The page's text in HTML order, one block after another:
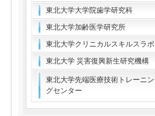
東北大学大学院歯学研究科
東北大学加齢医学研究所
東北大学クリニカルスキルスラボ
東北大学 災害復興新生研究機構
東北大学先端医療技術トレーニン
グセンター